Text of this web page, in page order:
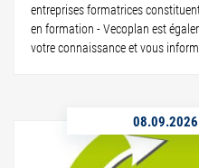
entreprises formatrices
en formation - Vecoplan est
votre connaissance et vous
08.09.2026